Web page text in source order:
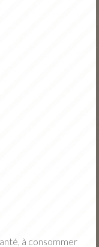
à consommer